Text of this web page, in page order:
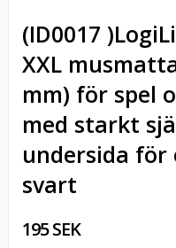
(ID0017
XXL
mm) för spel
med starkt
undersida
svart
195 SEK